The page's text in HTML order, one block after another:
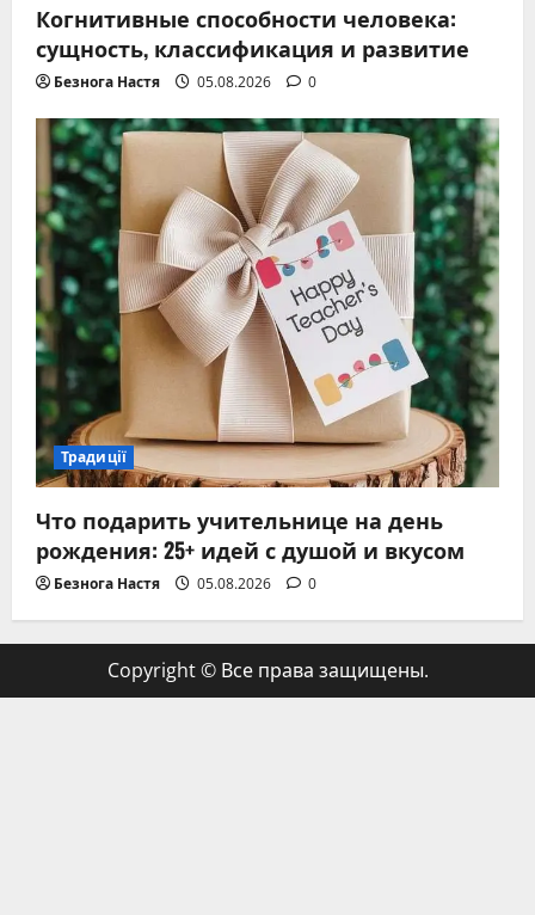
Когнитивные способности человека:
сущность, классификация и развитие
Безнога Настя 05.08.2026 0
Традиції
Что подарить учительнице на день
рождения: 25+ идей с душой и вкусом
Безнога Настя 05.08.2026 0
Copyright © Все права защищены.